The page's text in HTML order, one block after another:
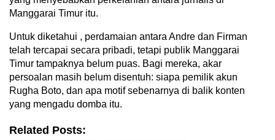
Manggarai Timur itu.
Untuk diketahui , perdamaian antara Andre dan Firman
telah tercapai secara pribadi, tetapi publik Manggarai
Timur tampaknya belum puas. Bagi mereka, akar
persoalan masih belum disentuh: siapa pemilik akun
Rugha Boto, dan apa motif sebenarnya di balik konten
yang mengadu domba itu.
Related Posts: